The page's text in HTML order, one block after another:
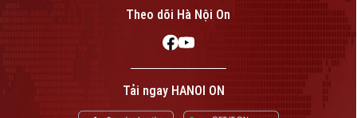
Bản quyền thuộc về Cơ quan Báo và Phát thanh Truyền hình Hà Nội Giấy
phép số: Số 63/GP-TTDT, cấp ngày 10/05/2023
Theo dõi Hà Nội On
Tải ngay HANOI ON